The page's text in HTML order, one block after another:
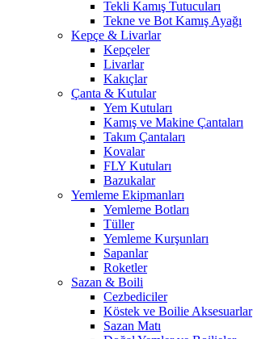
Tekli Kamış Tutucuları
Tekne ve Bot Kamış Ayağı
Kepçe & Livarlar
Kepçeler
Livarlar
Kakıçlar
Çanta & Kutular
Yem Kutuları
Kamış ve Makine Çantaları
Takım Çantaları
Kovalar
FLY Kutuları
Bazukalar
Yemleme Ekipmanları
Yemleme Botları
Tüller
Yemleme Kurşunları
Sapanlar
Roketler
Sazan & Boili
Cezbediciler
Köstek ve Boilie Aksesuarlar
Sazan Matı